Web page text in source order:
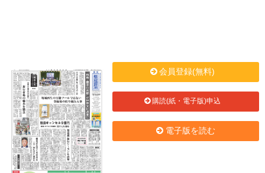
会員登録(無料)
購読(紙・電子版)申込
電子版を読む